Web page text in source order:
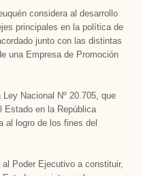
considera al desarrollo
principales en la política de
junto con las distintas
una Empresa de Promoción
Nacional Nº 20.705, que
Estado en la República
al logro de los fines del
Poder Ejecutivo a constituir,